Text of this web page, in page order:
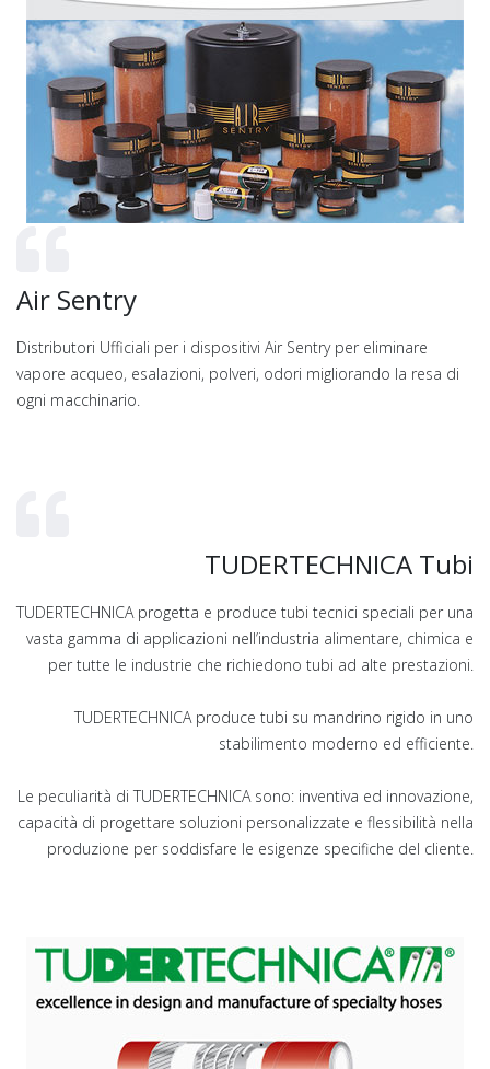
Air Sentry
Distributori Ufficiali per i dispositivi Air Sentry per eliminare
vapore acqueo, esalazioni, polveri, odori migliorando la resa di
ogni macchinario.
TUDERTECHNICA Tubi
TUDERTECHNICA progetta e produce tubi tecnici speciali per una
vasta gamma di applicazioni nell’industria alimentare, chimica e
per tutte le industrie che richiedono tubi ad alte prestazioni.
TUDERTECHNICA produce tubi su mandrino rigido in uno
stabilimento moderno ed efficiente.
Le peculiarità di TUDERTECHNICA sono: inventiva ed innovazione,
capacità di progettare soluzioni personalizzate e flessibilità nella
produzione per soddisfare le esigenze specifiche del cliente.